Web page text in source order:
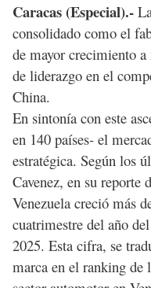
Caracas (Especial).-
consolidado como el
de mayor crecimiento
de liderazgo en el
China.
En sintonía con este
en 140 países- el
estratégica. Según los
Cavenez, en su reporte
Venezuela creció más
cuatrimestre del año
2025. Esta cifra, se
marca en el ranking de